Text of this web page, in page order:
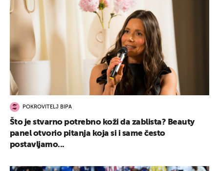
POKROVITELJ BIPA
Što je stvarno potrebno koži da zablista? Beauty
panel otvorio pitanja koja si i same često
postavljamo...